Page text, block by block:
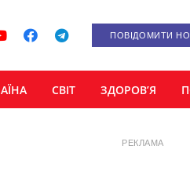
ПОВІДОМИТИ
СВІТ ЗДОРОВ’Я
РЕКЛАМА